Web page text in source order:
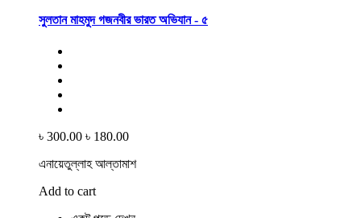
সুলতান মাহমুদ গজনবীর ভারত অভিযান - ৫
৳ 300.00 ৳ 180.00
এনায়েতুল্লাহ আল্‌তামাশ
Add to cart